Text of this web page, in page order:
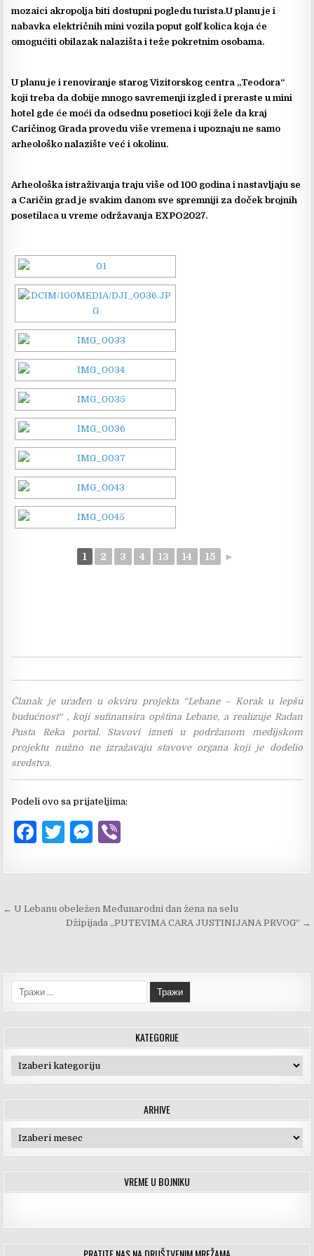
mozaici akropolja biti dostupni pogledu turista.U planu je i
nabavka električnih mini vozila poput golf kolica koja će
omogućiti obilazak nalazišta i teže pokretnim osobama.
U planu je i renoviranje starog Vizitorskog centra „Teodora“
koji treba da dobije mnogo savremenji izgled i preraste u mini
hotel gde će moći da odsednu posetioci koji žele da kraj
Caričinog Grada provedu više vremena i upoznaju ne samo
arheološko nalazište već i okolinu.
Arheološka istraživanja traju više od 100 godina i nastavljaju se
a Caričin grad je svakim danom sve spremniji za doček brojnih
posetilaca u vreme održavanja EXPO2027.
1 2 3 4 13 14 15 ►
Članak je urađen u okviru projekta “Lebane – Korak u lepšu
budućnost“ , koji sufinansira opština Lebane, a realizuje Radan
Pusta Reka portal. Stavovi izneti u podržanom medijskom
projektu nužno ne izražavaju stavove organa koji je dodelio
sredstva.
Podeli ovo sa prijateljima:
F
c
o
k
T
it
te
r
M
se
n
g
er
Kretanje
← U Lebanu obeležen Međunarodni dan žena na selu
Džipijada „PUTEVIMA CARA JUSTINIJANA PRVOG“ →
Тражи:
KATEGORIJE
Kategorije
ARHIVE
Arhive
VREME U BOJNIKU